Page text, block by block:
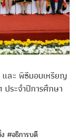
และ พิธีมอบเหรียญ
ระจำปีการศึกษา
#อธิการบดี